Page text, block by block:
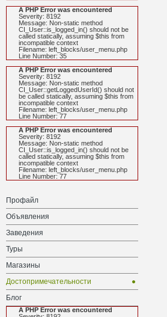
A PHP Error was encountered
Severity: 8192
Message: Non-static method
CI_User::is_logged_in() should not be
called statically, assuming $this from
incompatible context
Filename: left_blocks/user_menu.php
Line Number: 35
A PHP Error was encountered
Severity: 8192
Message: Non-static method
CI_User::getLoggedUserId() should not
be called statically, assuming $this from
incompatible context
Filename: left_blocks/user_menu.php
Line Number: 77
A PHP Error was encountered
Severity: 8192
Message: Non-static method
CI_User::is_logged_in() should not be
called statically, assuming $this from
incompatible context
Filename: left_blocks/user_menu.php
Line Number: 77
Профайл
Объявления
Заведения
Туры
Магазины
Достопримечательности
Блог
A PHP Error was encountered